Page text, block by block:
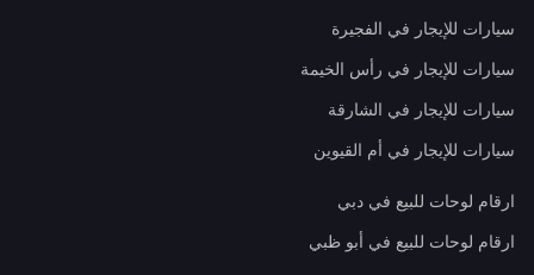
سيارات للإيجار في الفجيرة
سيارات للإيجار في رأس الخيمة
سيارات للإيجار في الشارقة
سيارات للإيجار في أم القيوين
ارقام لوحات للبيع في دبي
ارقام لوحات للبيع في أبو ظبي